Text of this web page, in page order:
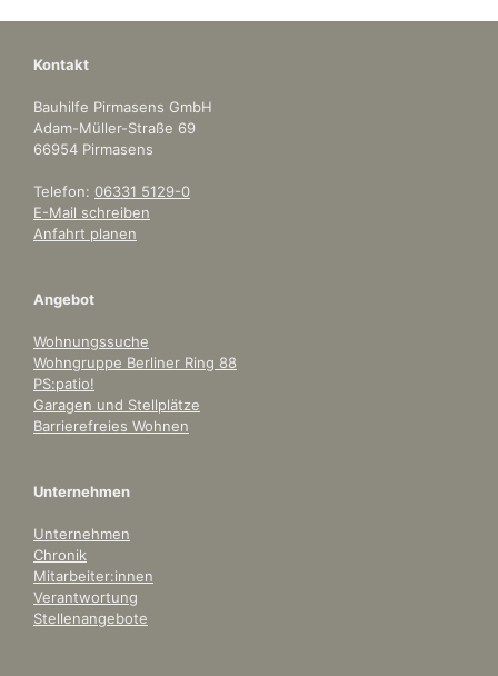
Kontakt
Bauhilfe Pirmasens GmbH
Adam-Müller-Straße 69
66954 Pirmasens
Telefon: 06331 5129-0
E-Mail schreiben
Anfahrt planen
Angebot
Wohnungssuche
Wohngruppe Berliner Ring 88
PS:patio!
Garagen und Stellplätze
Barrierefreies Wohnen
Unternehmen
Unternehmen
Chronik
Mitarbeiter:innen
Verantwortung
Stellenangebote